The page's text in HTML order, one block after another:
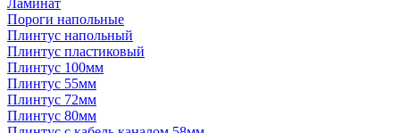
Ламинат
Пороги напольные
Плинтус напольный
Плинтус пластиковый
Плинтус 100мм
Плинтус 55мм
Плинтус 72мм
Плинтус 80мм